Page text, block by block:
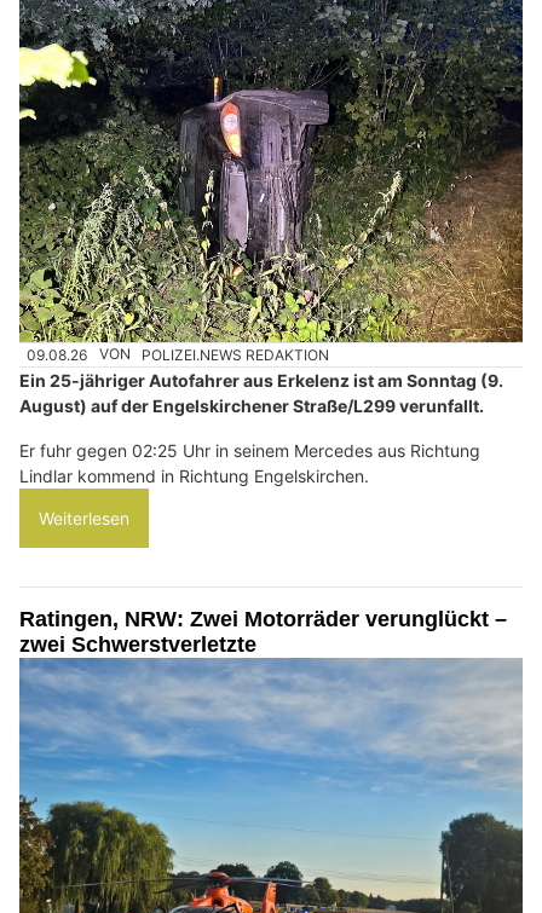
09.08.26 VON POLIZEI.NEWS REDAKTION
Ein 25-jähriger Autofahrer aus Erkelenz ist am Sonntag (9.
August) auf der Engelskirchener Straße/L299 verunfallt.
Er fuhr gegen 02:25 Uhr in seinem Mercedes aus Richtung
Lindlar kommend in Richtung Engelskirchen.
Weiterlesen
Ratingen, NRW: Zwei Motorräder verunglückt –
zwei Schwerstverletzte